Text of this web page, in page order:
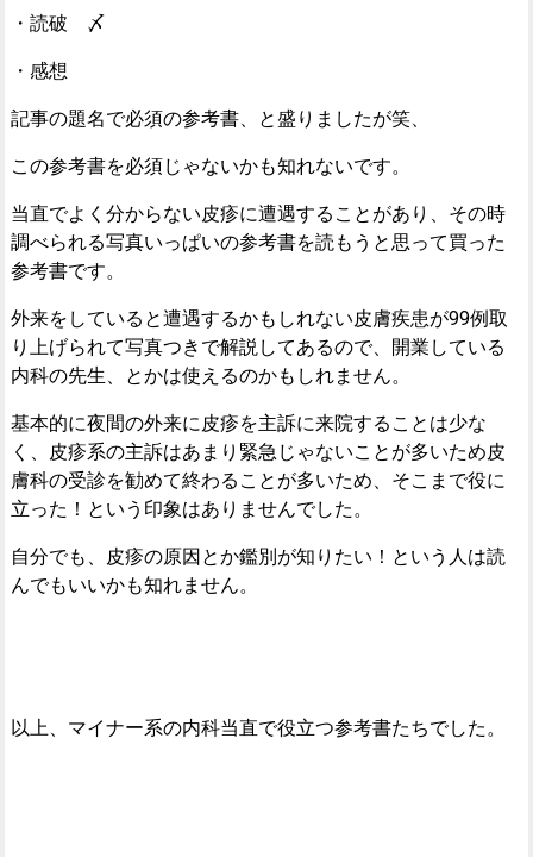
・読破 〆
・感想
記事の題名で必須の参考書、と盛りましたが笑、
この参考書を必須じゃないかも知れないです。
当直でよく分からない皮疹に遭遇することがあり、その時
調べられる写真いっぱいの参考書を読もうと思って買った
参考書です。
外来をしていると遭遇するかもしれない皮膚疾患が99例取
り上げられて写真つきで解説してあるので、開業している
内科の先生、とかは使えるのかもしれません。
基本的に夜間の外来に皮疹を主訴に来院することは少な
く、皮疹系の主訴はあまり緊急じゃないことが多いため皮
膚科の受診を勧めて終わることが多いため、そこまで役に
立った！という印象はありませんでした。
自分でも、皮疹の原因とか鑑別が知りたい！という人は読
んでもいいかも知れません。
以上、マイナー系の内科当直で役立つ参考書たちでした。